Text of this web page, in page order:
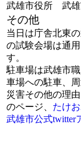
武雄市役所 武雄
その他
当日は庁舎北東
の試験会場は通
す。
駐車場は武雄市
車場への駐車、
災害その他の理
のページ、 たけ
武雄市公式twitter